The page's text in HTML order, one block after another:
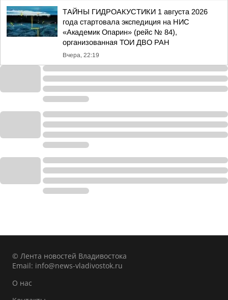
ТАЙНЫ ГИДРОАКУСТИКИ 1 августа 2026
года стартовала экспедиция на НИС
«Академик Опарин» (рейс № 84),
организованная ТОИ ДВО РАН
Вчера, 22:19
© Лента новостей Владивостока
Email: info@news-vladivostok.ru
О нас